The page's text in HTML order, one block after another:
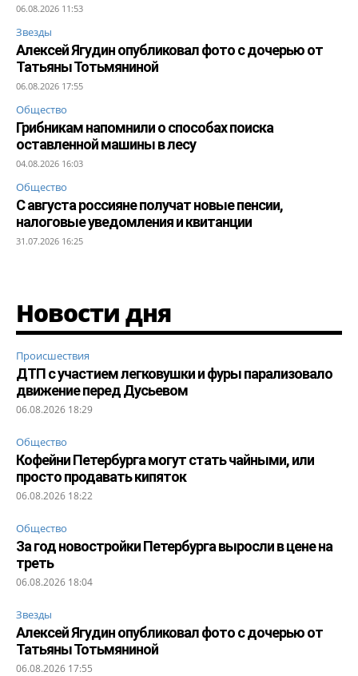
06.08.2026 11:53
Звезды
Алексей Ягудин опубликовал фото с дочерью от
Татьяны Тотьмяниной
06.08.2026 17:55
Общество
Грибникам напомнили о способах поиска
оставленной машины в лесу
04.08.2026 16:03
Общество
С августа россияне получат новые пенсии,
налоговые уведомления и квитанции
31.07.2026 16:25
Новости дня
Происшествия
ДТП с участием легковушки и фуры парализовало
движение перед Дусьевом
06.08.2026 18:29
Общество
Кофейни Петербурга могут стать чайными, или
просто продавать кипяток
06.08.2026 18:22
Общество
За год новостройки Петербурга выросли в цене на
треть
06.08.2026 18:04
Звезды
Алексей Ягудин опубликовал фото с дочерью от
Татьяны Тотьмяниной
06.08.2026 17:55